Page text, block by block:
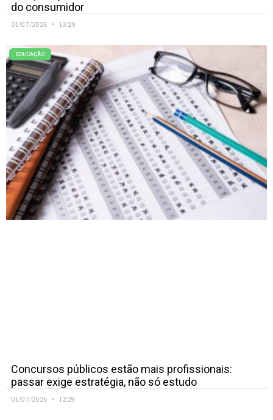
do consumidor
01/07/2026 13:29
EDUCAÇÃO
Concursos públicos estão mais profissionais:
passar exige estratégia, não só estudo
01/07/2026 12:29